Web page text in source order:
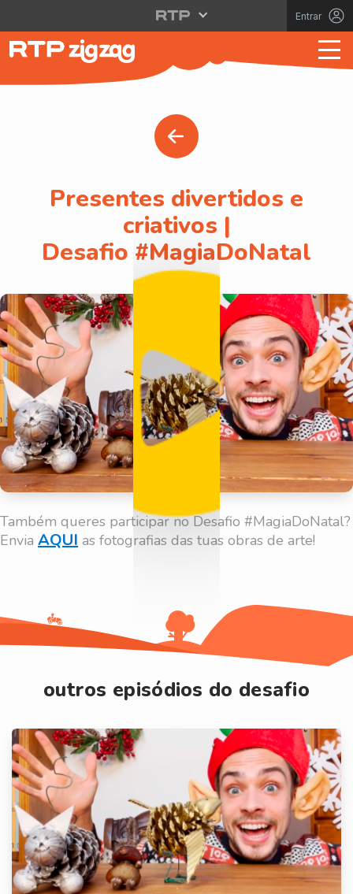
Entrar
Presentes divertidos e
criativos |
Desafio #MagiaDoNatal
Também queres participar no Desafio #MagiaDoNatal?
Envia AQUI as fotografias das tuas obras de arte!
outros episódios do desafio